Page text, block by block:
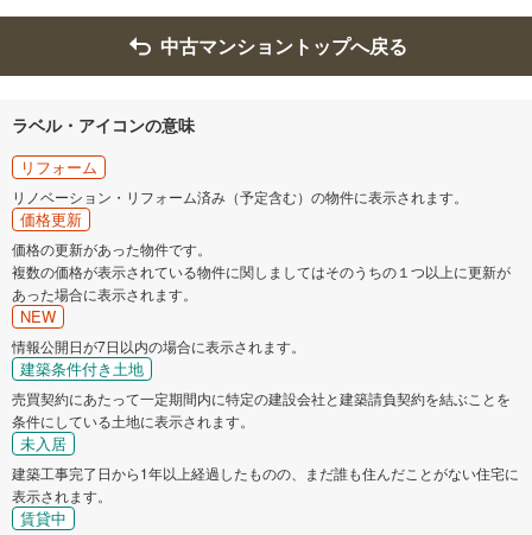
中古マンショントップへ戻る
ラベル・アイコンの意味
リフォーム
リノベーション・リフォーム済み（予定含む）の物件に表示されます。
価格更新
価格の更新があった物件です。
複数の価格が表示されている物件に関しましてはそのうちの１つ以上に更新が
あった場合に表示されます。
NEW
情報公開日が7日以内の場合に表示されます。
建築条件付き土地
売買契約にあたって一定期間内に特定の建設会社と建築請負契約を結ぶことを
条件にしている土地に表示されます。
未入居
建築工事完了日から1年以上経過したものの、まだ誰も住んだことがない住宅に
表示されます。
賃貸中